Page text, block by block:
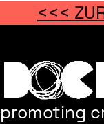
<<<
promoting